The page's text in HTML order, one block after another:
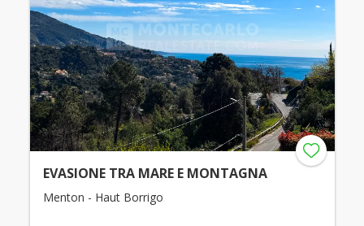
EVASIONE TRA MARE E MONTAGNA
Menton - Haut Borrigo